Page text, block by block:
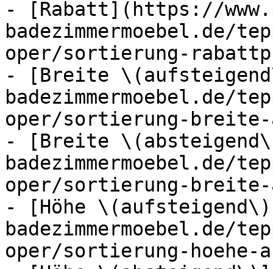
- [Rabatt](https://
badezimmermoebel.de/
oper/sortierung-
- [Breite
badezimmermoebel.de/
oper/sortierung-
- [Breite
badezimmermoebel.de/
oper/sortierung-breite-
- [Höhe
badezimmermoebel.de/
oper/sortierung-hoehe-